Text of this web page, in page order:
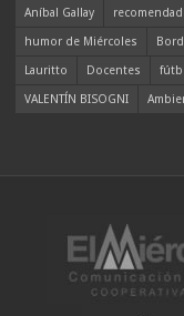
Aníbal Gallay
humor de Miércoles
Lauritto
Docentes
VALENTÍN BISOGNI